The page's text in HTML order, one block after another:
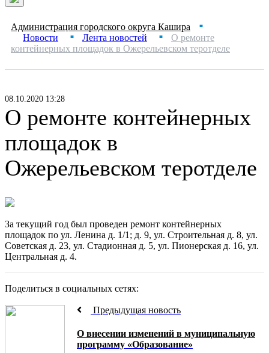
Администрация городского округа Кашира ■
Новости ■ Лента новостей ■
О ремонте
контейнерных площадок в Ожерельевском теротделе
08.10.2020 13:28
О ремонте контейнерных
площадок в
Ожерельевском теротделе
За текущий год был проведен ремонт контейнерных
площадок по ул. Ленина д. 1/1; д. 9, ул. Строительная д. 8, ул.
Советская д. 23, ул. Стадионная д. 5, ул. Пионерская д. 16, ул.
Центральная д. 4.
Поделиться в социальных сетях:
Предыдущая новость
О внесении изменений в муниципальную
программу «Образование»